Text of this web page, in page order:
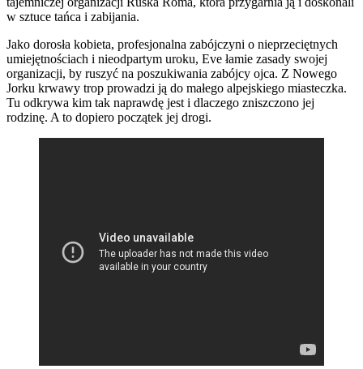
w sztuce tańca i zabijania.
Jako dorosła kobieta, profesjonalna zabójczyni o nieprzeciętnych
umiejętnościach i nieodpartym uroku, Eve łamie zasady swojej
organizacji, by ruszyć na poszukiwania zabójcy ojca. Z Nowego
Jorku krwawy trop prowadzi ją do małego alpejskiego miasteczka.
Tu odkrywa kim tak naprawdę jest i dlaczego zniszczono jej
rodzinę. A to dopiero początek jej drogi.